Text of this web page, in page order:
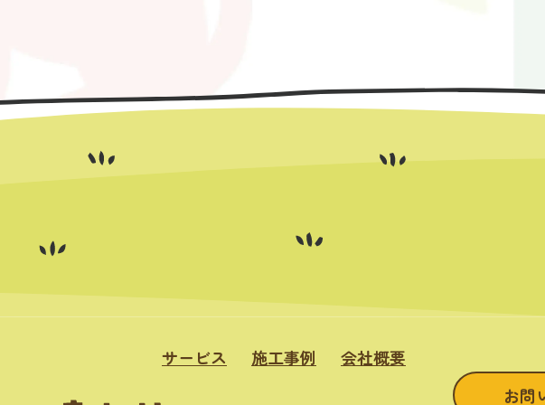
サービス 施工事例
会社概要
お問